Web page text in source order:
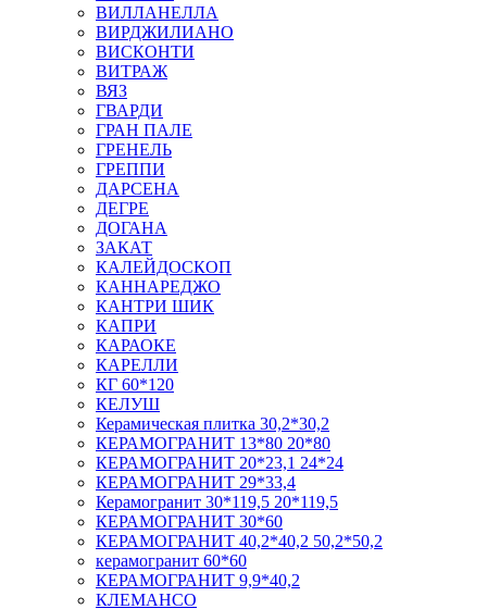
ВИЛЛАНЕЛЛА
ВИРДЖИЛИАНО
ВИСКОНТИ
ВИТРАЖ
ВЯЗ
ГВАРДИ
ГРАН ПАЛЕ
ГРЕНЕЛЬ
ГРЕППИ
ДАРСЕНА
ДЕГРЕ
ДОГАНА
ЗАКАТ
КАЛЕЙДОСКОП
КАННАРЕДЖО
КАНТРИ ШИК
КАПРИ
КАРАОКЕ
КАРЕЛЛИ
КГ 60*120
КЕЛУШ
Керамическая плитка 30,2*30,2
КЕРАМОГРАНИТ 13*80 20*80
КЕРАМОГРАНИТ 20*23,1 24*24
КЕРАМОГРАНИТ 29*33,4
Керамогранит 30*119,5 20*119,5
КЕРАМОГРАНИТ 30*60
КЕРАМОГРАНИТ 40,2*40,2 50,2*50,2
керамогранит 60*60
КЕРАМОГРАНИТ 9,9*40,2
КЛЕМАНСО